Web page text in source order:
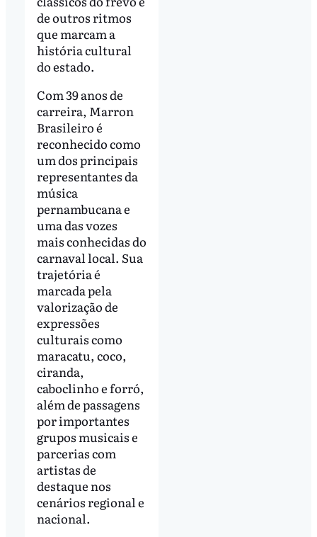
de outros ritmos
que marcam a
história cultural
do estado.
Com 39 anos de
carreira, Marron
Brasileiro é
reconhecido como
um dos principais
representantes da
música
pernambucana e
uma das vozes
mais conhecidas do
carnaval local. Sua
trajetória é
marcada pela
valorização de
expressões
culturais como
maracatu, coco,
ciranda,
caboclinho e forró,
além de passagens
por importantes
grupos musicais e
parcerias com
artistas de
destaque nos
cenários regional e
nacional.